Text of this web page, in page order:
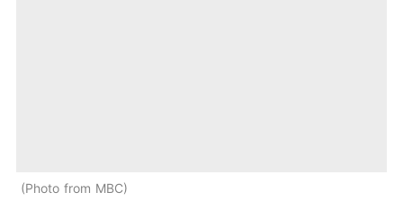
Photo from MBC